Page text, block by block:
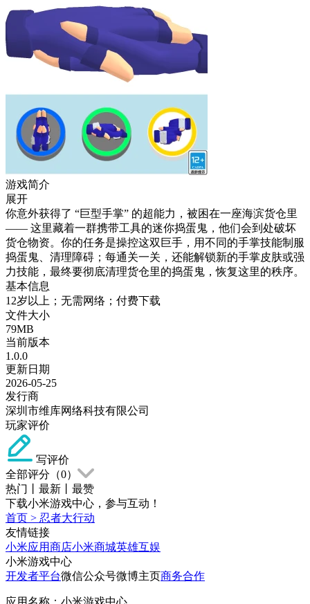
游戏简介
展开
你意外获得了 “巨型手掌” 的超能力，被困在一座海滨货仓里
—— 这里藏着一群携带工具的迷你捣蛋鬼，他们会到处破坏
货仓物资。你的任务是操控这双巨手，用不同的手掌技能制服
捣蛋鬼、清理障碍；每通关一关，还能解锁新的手掌皮肤或强
力技能，最终要彻底清理货仓里的捣蛋鬼，恢复这里的秩序。
基本信息
12岁以上；无需网络；付费下载
文件大小
79MB
当前版本
1.0.0
更新日期
2026-05-25
发行商
深圳市维库网络科技有限公司
玩家评价
写评价
全部评分（0）
热门
最新
最赞
下载小米游戏中心，参与互动！
首页 > 忍者大行动
友情链接
小米应用商店小米商城英雄互娱
小米游戏中心
开发者平台微信公众号微博主页商务合作
应用名称：小米游戏中心